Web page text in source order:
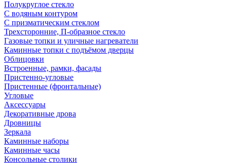
Полукруглое стекло
С водяным контуром
С призматическим стеклом
Трехсторонние, П-образное стекло
Газовые топки и уличные нагреватели
Каминные топки с подъёмом дверцы
Облицовки
Встроенные, рамки, фасады
Пристенно-угловые
Пристенные (фронтальные)
Угловые
Аксессуары
Декоративные дрова
Дровницы
Зеркала
Каминные наборы
Каминные часы
Консольные столики